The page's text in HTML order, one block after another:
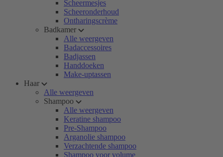
Scheermesjes
Scheeronderhoud
Ontharingscrème
Badkamer
Alle weergeven
Badaccessoires
Badjassen
Handdoeken
Make-uptassen
Haar
Alle weergeven
Shampoo
Alle weergeven
Keratine shampoo
Pre-Shampoo
Arganolie shampoo
Verzachtende shampoo
Shampoo voor volume